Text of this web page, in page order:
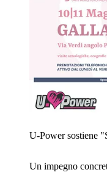
U‑Power sostiene
Un impegno